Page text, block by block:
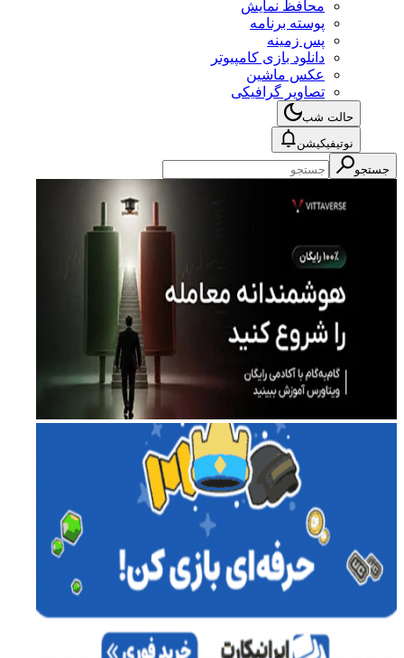
محافظ نمایش
پوسته برنامه
پس زمینه
دانلود بازی کامپیوتر
عکس ماشین
تصاویر گرافیکی
حالت شب
نوتیفیکیشن
جستجو